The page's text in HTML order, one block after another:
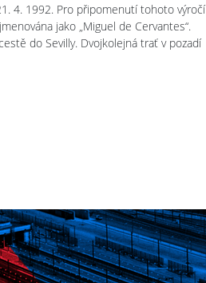
4. 1992. Pro připomenutí tohoto výročí
jako „Miguel de Cervantes“.
do Sevilly. Dvojkolejná trať v pozadí